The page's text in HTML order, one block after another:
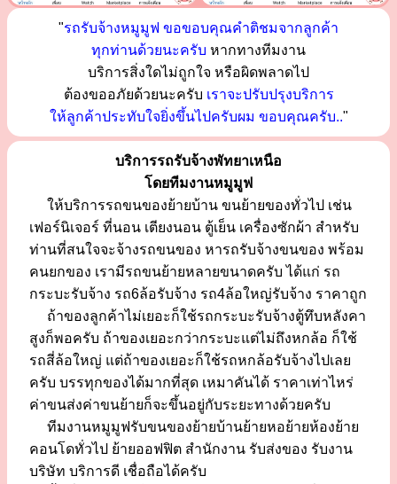
"รถรับจ้างหมูมูฟ ขอขอบคุณคำติชมจากลูกค้า
ทุกท่านด้วยนะครับ หากทางทีมงาน
บริการสิ่งใดไม่ถูกใจ หรือผิดพลาดไป
ต้องขออภัยด้วยนะครับ เราจะปรับปรุงบริการ
ให้ลูกค้าประทับใจยิ่งขึ้นไปครับผม ขอบคุณครับ.."
บริการรถรับจ้างพัทยาเหนือ
โดยทีมงานหมูมูฟ
ให้บริการรถขนของย้ายบ้าน ขนย้ายของทั่วไป เช่น
เฟอร์นิเจอร์ ที่นอน เตียงนอน ตู้เย็น เครื่องซักผ้า สำหรับ
ท่านที่สนใจจะจ้างรถขนของ หารถรับจ้างขนของ พร้อม
คนยกของ เรามีรถขนย้ายหลายขนาดครับ ได้แก่ รถ
กระบะรับจ้าง รถ6ล้อรับจ้าง รถ4ล้อใหญ่รับจ้าง ราคาถูก
ถ้าของลูกค้าไม่เยอะก็ใช้รถกระบะรับจ้างตู้ทึบหลังคา
สูงก็พอครับ ถ้าของเยอะกว่ากระบะแต่ไม่ถึงหกล้อ ก็ใช้
รถสี่ล้อใหญ่ แต่ถ้าของเยอะก็ใช้รถหกล้อรับจ้างไปเลย
ครับ บรรทุกของได้มากที่สุด เหมาคันได้ ราคาเท่าไหร่
ค่าขนส่งค่าขนย้ายก็จะขึ้นอยู่กับระยะทางด้วยครับ
ทีมงานหมูมูฟรับขนของย้ายบ้านย้ายหอย้ายห้องย้าย
คอนโดทั่วไป ย้ายออฟฟิต สำนักงาน รับส่งของ รับงาน
บริษัท บริการดี เชื่อถือได้ครับ